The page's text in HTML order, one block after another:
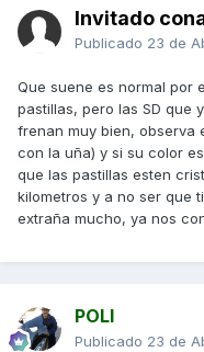
Invitado
Publicado 23 de
Que suene es normal por
pastillas, pero las SD que
frenan muy bien, observa
con la uña) y si su color
que las pastillas esten
kilometros y a no ser que
extraña mucho, ya nos
POLI
Publicado 23 de